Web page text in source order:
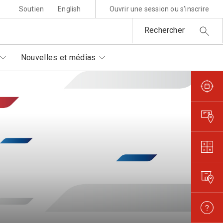
Soutien English Ouvrir une session ou s'inscrire
Rechercher
et règlements
Nouvelles et médias
et interruptions